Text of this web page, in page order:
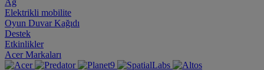
Ağ
Elektrikli mobilite
Oyun Duvar Kağıdı
Destek
Etkinlikler
Acer Markaları